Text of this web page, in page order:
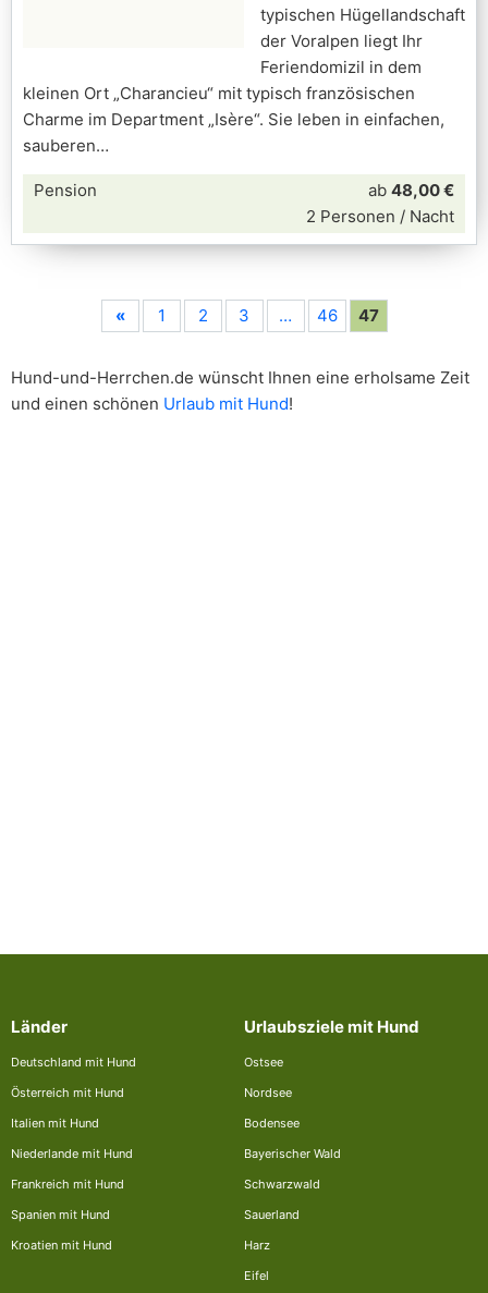
typischen Hügellandschaft
der Voralpen liegt Ihr
Feriendomizil in dem
kleinen Ort „Charancieu“ mit typisch französischen
Charme im Department „Isère“. Sie leben in einfachen,
sauberen
Pension ab 48,00 €
2 Personen / Nacht
« 1 2 3 … 46 47
Hund-und-Herrchen.de wünscht Ihnen eine erholsame Zeit
und einen schönen Urlaub mit Hund!
Länder
Deutschland mit Hund
Österreich mit Hund
Italien mit Hund
Niederlande mit Hund
Frankreich mit Hund
Spanien mit Hund
Kroatien mit Hund
Urlaubsziele mit Hund
Ostsee
Nordsee
Bodensee
Bayerischer Wald
Schwarzwald
Sauerland
Harz
Eifel